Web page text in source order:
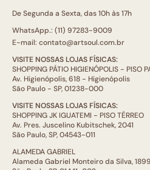
De Segunda a Sexta, das 10h às 17h
WhatsApp.: (11) 97283-9009
E-mail: contato@artsoul.com.br
VISITE NOSSAS LOJAS FÍSICAS:
SHOPPING PÁTIO HIGIENÓPOLIS - PISO
Av. Higienópolis, 618 - Higienópolis
São Paulo - SP, 01238-000
VISITE NOSSAS LOJAS FÍSICAS:
SHOPPING JK IGUATEMI - PISO TÉRREO
Av. Pres. Juscelino Kubitschek, 2041
São Paulo, SP, 04543-011
ALAMEDA GABRIEL
Alameda Gabriel Monteiro da Silva, 1899